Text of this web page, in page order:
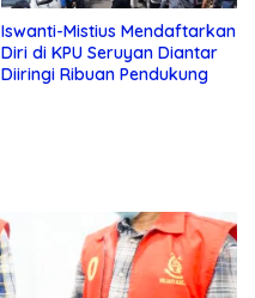
Iswanti-Mistius Mendaftarkan
Diri di KPU Seruyan Diantar
Diiringi Ribuan Pendukung